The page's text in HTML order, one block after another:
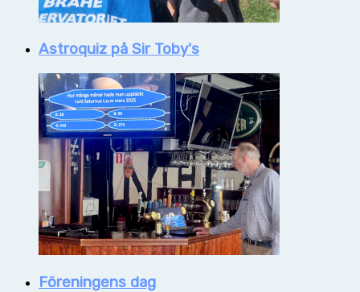
Astroquiz på Sir Toby's
Föreningens dag